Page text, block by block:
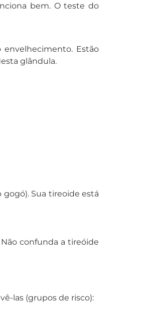
bem. O teste do
Estão
glândula.
Sua tireoide está
confunda a tireóide
las (grupos de risco):